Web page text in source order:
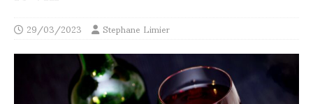
29/03/2023 Stephane Limier